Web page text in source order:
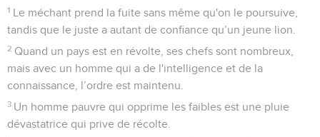
1 Le méchant prend la fuite sans même qu'on le poursuive,
tandis que le juste a autant de confiance qu’un jeune lion.
2 Quand un pays est en révolte, ses chefs sont nombreux,
mais avec un homme qui a de l'intelligence et de la
connaissance, l’ordre est maintenu.
3 Un homme pauvre qui opprime les faibles est une pluie
dévastatrice qui prive de récolte.